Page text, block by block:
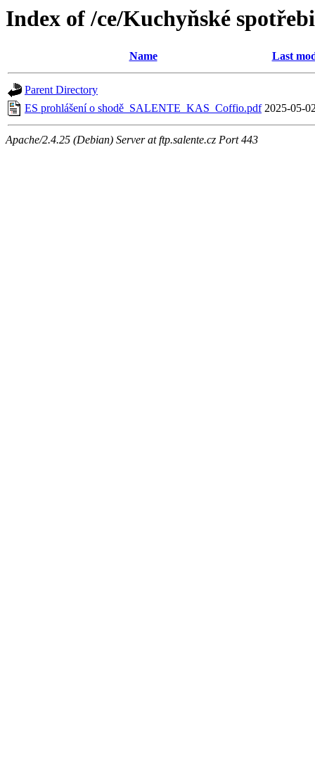
Index of /ce/Kuchyňské
Name Last
Parent Directory
ES prohlášení o shodě_SALENTE_KAS_Coffio.pdf 2025-05-
Apache/2.4.25 (Debian) Server at ftp.salente.cz Port 443